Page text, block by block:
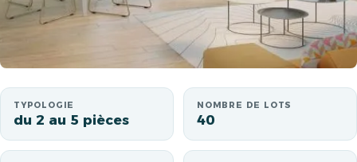
TYPOLOGIE
du 2 au 5 pièces
NOMBRE DE LOTS
40